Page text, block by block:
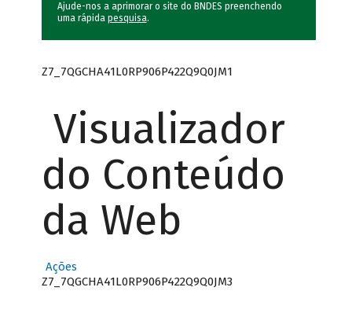
Ajude-nos a aprimorar o site do BNDES preenchendo
uma rápida pesquisa.
Z7_7QGCHA41L0RP906P422Q9Q0JM1
Visualizador
do Conteúdo
da Web
Ações
Z7_7QGCHA41L0RP906P422Q9Q0JM3